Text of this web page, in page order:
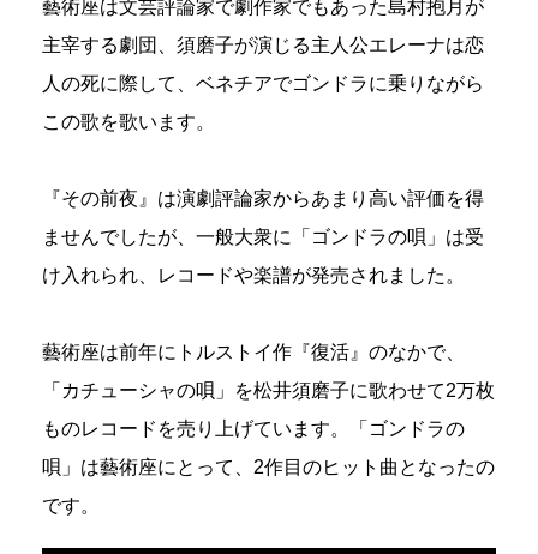
藝術座は文芸評論家で劇作家でもあった島村抱月が
主宰する劇団、須磨子が演じる主人公エレーナは恋
人の死に際して、ベネチアでゴンドラに乗りながら
この歌を歌います。
『その前夜』は演劇評論家からあまり高い評価を得
ませんでしたが、一般大衆に「ゴンドラの唄」は受
け入れられ、レコードや楽譜が発売されました。
藝術座は前年にトルストイ作『復活』のなかで、
「カチューシャの唄」を松井須磨子に歌わせて2万枚
ものレコードを売り上げています。「ゴンドラの
唄」は藝術座にとって、2作目のヒット曲となったの
です。